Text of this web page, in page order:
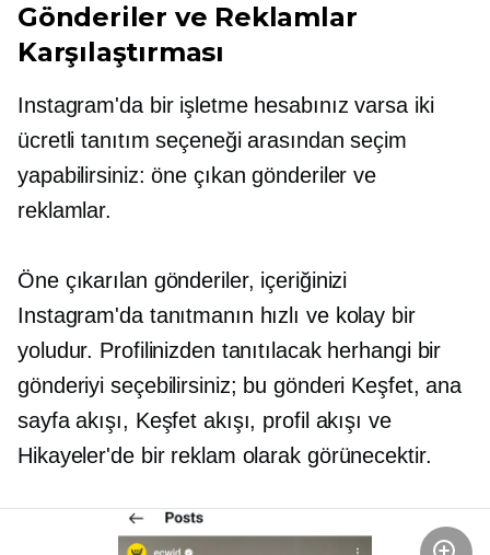
Gönderiler ve Reklamlar
Karşılaştırması
Instagram'da bir işletme hesabınız varsa iki
ücretli tanıtım seçeneği arasından seçim
yapabilirsiniz: öne çıkan gönderiler ve
reklamlar.
Öne çıkarılan gönderiler, içeriğinizi
Instagram'da tanıtmanın hızlı ve kolay bir
yoludur. Profilinizden tanıtılacak herhangi bir
gönderiyi seçebilirsiniz; bu gönderi Keşfet, ana
sayfa akışı, Keşfet akışı, profil akışı ve
Hikayeler'de bir reklam olarak görünecektir.